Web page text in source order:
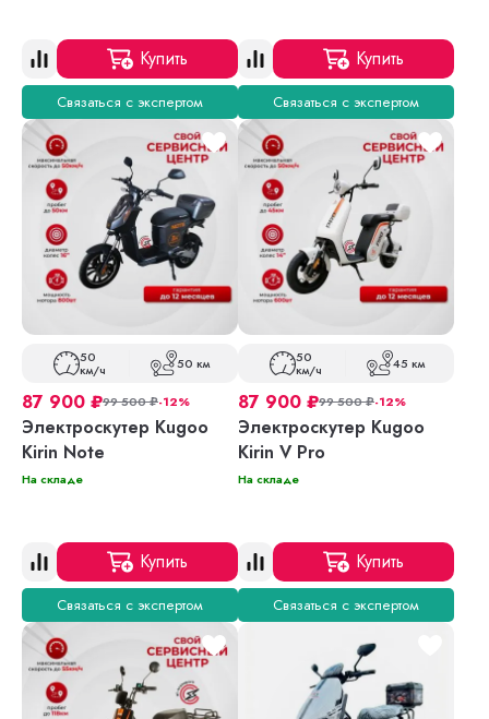
Купить
Связаться с экспертом
Купить
Связаться с экспертом
50
км/ч 50 км
87 900 ₽99 500₽-12%
Электроскутер Kugoo
Kirin Note
На складе
Купить
Связаться с экспертом
50
км/ч 45 км
87 900 ₽99 500₽-12%
Электроскутер Kugoo
Kirin V Pro
На складе
Купить
Связаться с экспертом